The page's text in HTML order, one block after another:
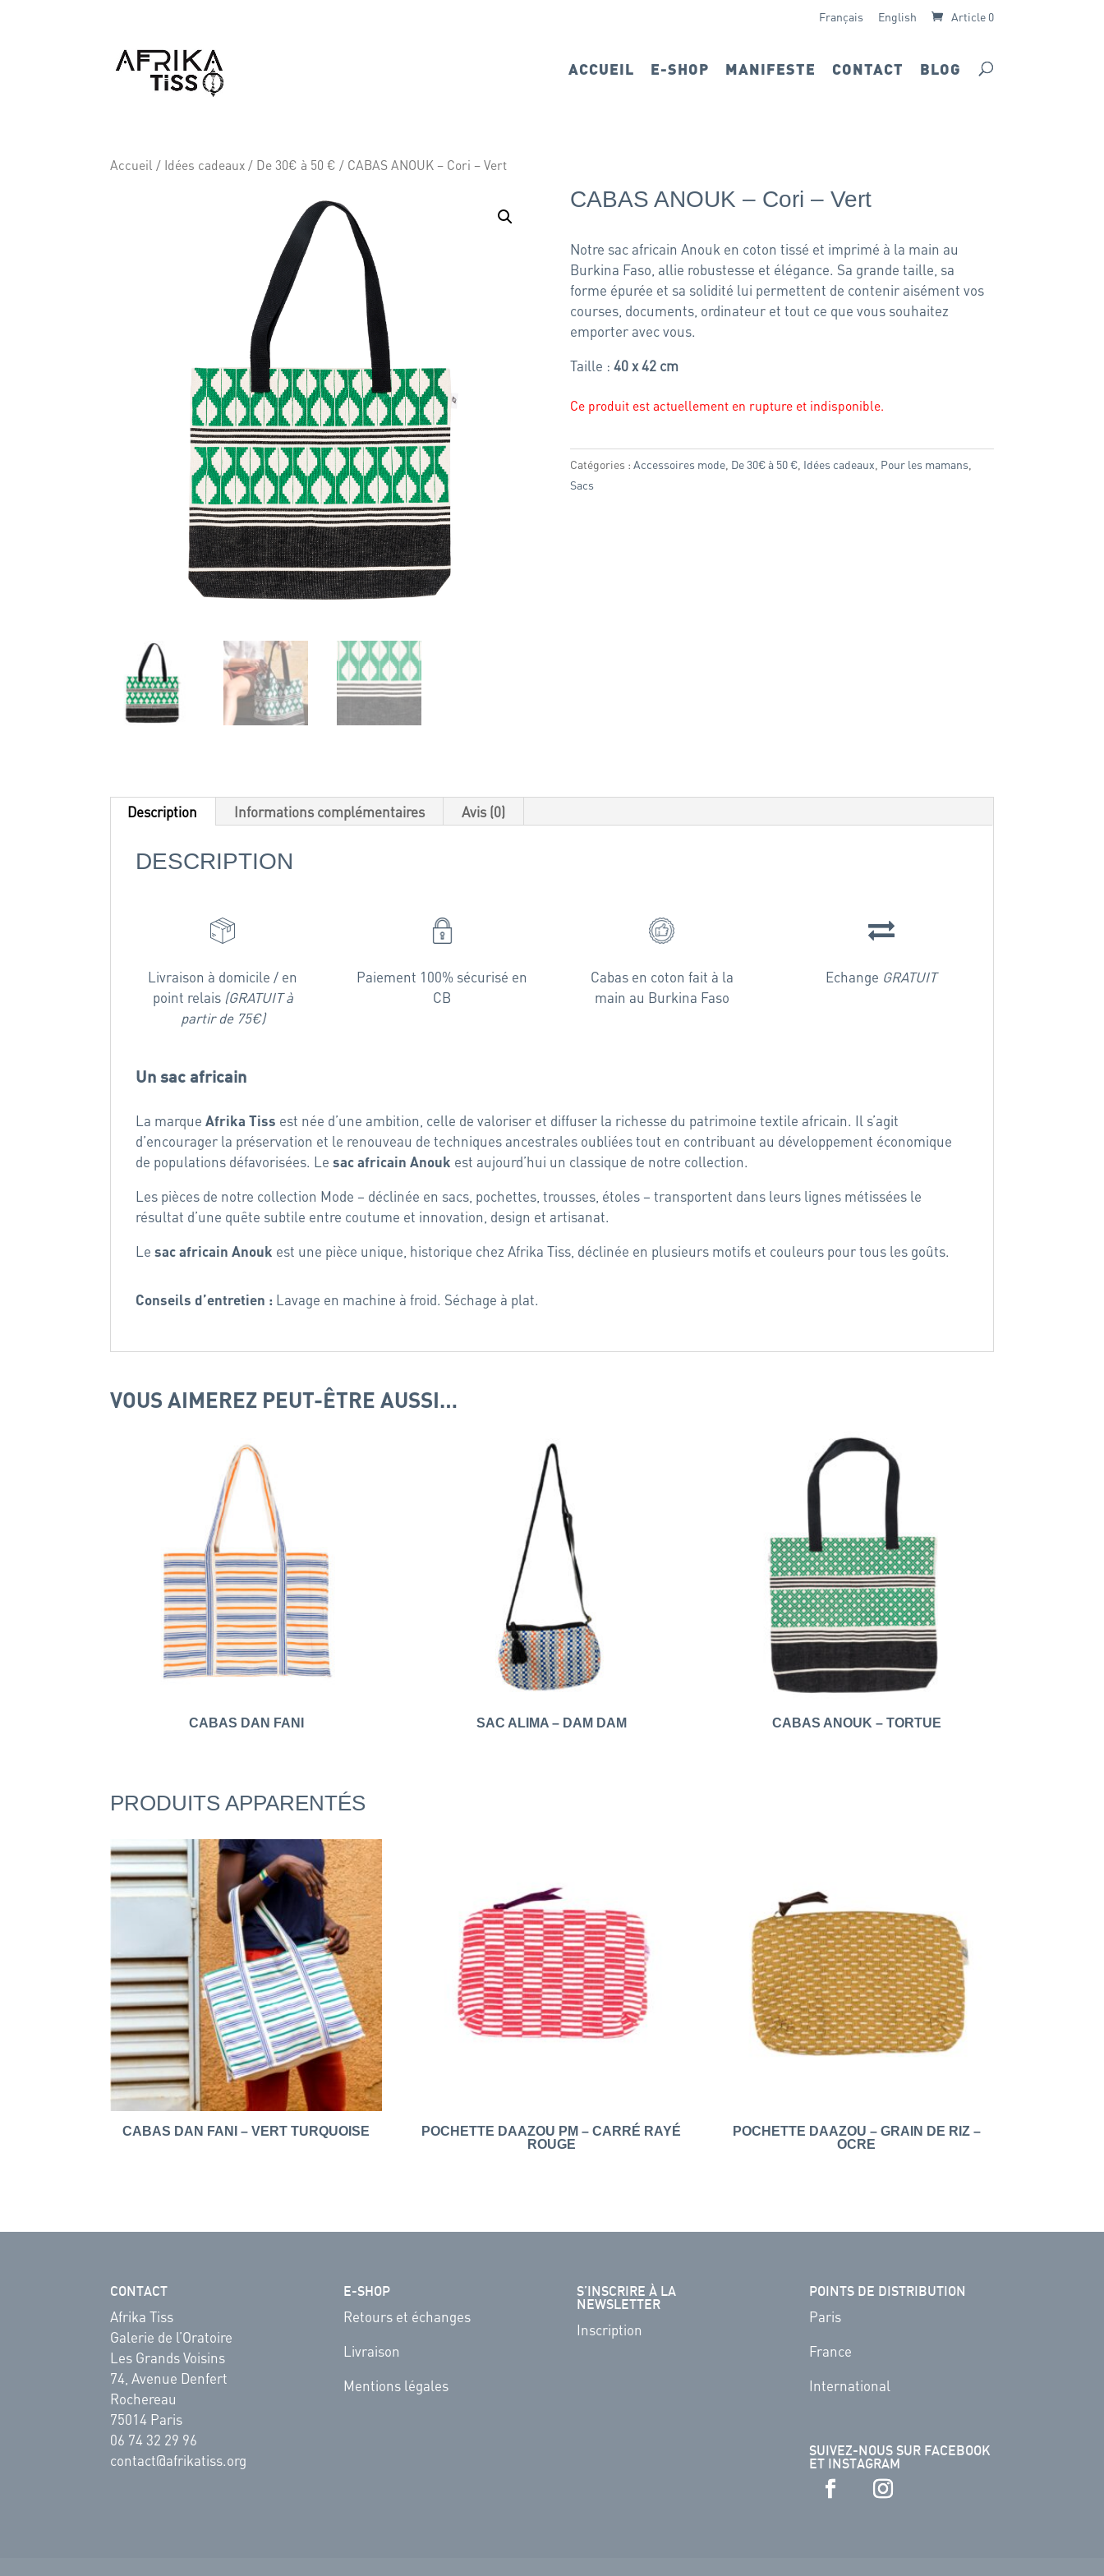
Français English Article 0
ACCUEIL E-SHOP MANIFESTE CONTACT BLOG
Accueil / Idées cadeaux / De 30€ à 50 € / CABAS ANOUK – Cori – Vert
CABAS ANOUK – Cori – Vert
Notre sac africain Anouk en coton tissé et imprimé à la main au
Burkina Faso, allie robustesse et élégance. Sa grande taille, sa
forme épurée et sa solidité lui permettent de contenir aisément vos
courses, documents, ordinateur et tout ce que vous souhaitez
emporter avec vous.
Taille : 40 x 42 cm
Ce produit est actuellement en rupture et indisponible.
Catégories : Accessoires mode, De 30€ à 50 €, Idées cadeaux Pour les mamans,
Sacs
Description Informations complémentaires Avis (0)
DESCRIPTION
Livraison à domicile / en
point relais (GRATUIT à
partir de 75€)
Paiement 100% sécurisé en
CB
Cabas en coton fait à la
main au Burkina Faso
Echange GRATUIT
Un sac africain
La marque Afrika Tiss est née d’une ambition, celle de valoriser et diffuser la richesse du patrimoine textile africain. Il s’agit
d’encourager la préservation et le renouveau de techniques ancestrales oubliées tout en contribuant au développement économique
de populations défavorisées. Lesac africainAnouk est aujourd’hui un classique de notre collection.
Les pièces de notre collection Mode – déclinée en sacs, pochettes, trousses, étoles – transportent dans leurs lignes métissées le
résultat d’une quête subtile entre coutume et innovation, design et artisanat.
Lesac africain Anouk est une pièce unique, historique chez Afrika Tiss, déclinée en plusieurs motifs et couleurs pour tous les goûts.
Conseils d’entretien : Lavage en machine à froid. Séchage à plat.
VOUS AIMEREZ PEUT-ÊTRE AUSSI…
CABAS DAN FANI SAC ALIMA – DAM DAM CABAS ANOUK – TORTUE
PRODUITS APPARENTÉS
CABAS DAN FANI – VERT TURQUOISE
POCHETTE DAAZOU PM – CARRÉ RAYÉ
ROUGE
POCHETTE DAAZOU – GRAIN DE RIZ –
OCRE
CONTACT
Afrika Tiss
Galerie de l’Oratoire
Les Grands Voisins
74, Avenue Denfert
Rochereau
75014 Paris
06 74 32 29 96
contact@afrikatiss.org
E-SHOP
Retours et échanges
Livraison
Mentions légales
S’INSCRIRE À LA
NEWSLETTER
Inscription
POINTS DE DISTRIBUTION
Paris
France
International
SUIVEZ-NOUS SUR FACEBOOK
ET INSTAGRAM